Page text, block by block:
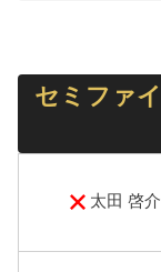
セミファ
太田 啓介